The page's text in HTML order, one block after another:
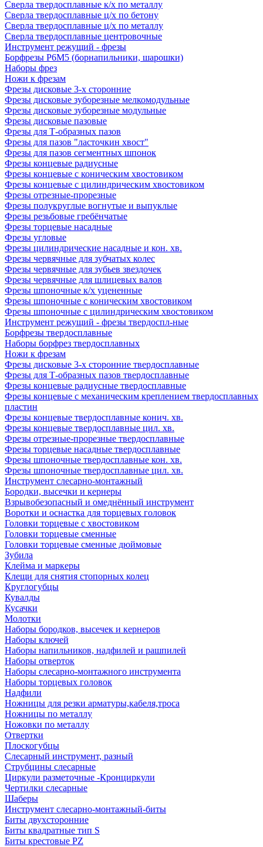
Сверла твердосплавные к/х по металлу
Сверла твердосплавные ц/х по бетону
Сверла твердосплавные ц/х по металлу
Сверла твердосплавные центровочные
Инструмент режущий - фрезы
Борфрезы Р6М5 (борнапильники, шарошки)
Наборы фрез
Ножи к фрезам
Фрезы дисковые 3-х сторонние
Фрезы дисковые зуборезные мелкомодульные
Фрезы дисковые зуборезные модульные
Фрезы дисковые пазовые
Фрезы для Т-образных пазов
Фрезы для пазов "ласточкин хвост"
Фрезы для пазов сегментных шпонок
Фрезы концевые радиусные
Фрезы концевые с коническим хвостовиком
Фрезы концевые с цилиндрическим хвостовиком
Фрезы отрезные-прорезные
Фрезы полукруглые вогнутые и выпуклые
Фрезы резьбовые гребёнчатые
Фрезы торцевые насадные
Фрезы угловые
Фрезы цилиндрические насадные и кон. хв.
Фрезы червячные для зубчатых колес
Фрезы червячные для зубьев звездочек
Фрезы червячные для шлицевых валов
Фрезы шпоночные к/х уцененные
Фрезы шпоночные с коническим хвостовиком
Фрезы шпоночные с цилиндрическим хвостовиком
Инструмент режущий - фрезы твердоспл-ные
Борфрезы твердосплавные
Наборы борфрез твердосплавных
Ножи к фрезам
Фрезы дисковые 3-х сторонние твердосплавные
Фрезы для Т-образных пазов твердосплавные
Фрезы концевые радиусные твердосплавные
Фрезы концевые с механическим креплением твердосплавных
пластин
Фрезы концевые твердосплавные конич. хв.
Фрезы концевые твердосплавные цил. хв.
Фрезы отрезные-прорезные твердосплавные
Фрезы торцевые насадные твердосплавные
Фрезы шпоночные твердосплавные кон. хв.
Фрезы шпоночные твердосплавные цил. хв.
Инструмент слесарно-монтажный
Бородки, высечки и кернеры
Взрывобезопасный и омеднённый инструмент
Воротки и оснаcтка для торцевых головок
Головки торцевые с хвостовиком
Головки торцевые сменные
Головки торцевые сменные дюймовые
Зубила
Клейма и маркеры
Клещи для снятия стопорных колец
Круглогубцы
Кувалды
Кусачки
Молотки
Наборы бородков, высечек и кернеров
Наборы ключей
Наборы напильников, надфилей и рашпилей
Наборы отверток
Наборы слесарно-монтажного инструмента
Наборы торцевых головок
Надфили
Ножницы для резки арматуры,кабеля,троса
Ножницы по металлу
Ножовки по металлу
Отвертки
Плоскогубцы
Слесарный инструмент, разный
Струбцины слесарные
Циркули разметочные -Кронциркули
Чертилки слесарные
Шаберы
Инструмент слесарно-монтажный-биты
Биты двухсторонние
Биты квадратные тип S
Биты крестовые РZ